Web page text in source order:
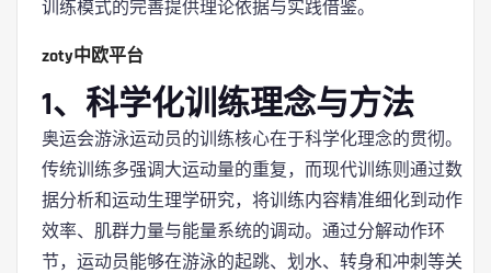
训练模式的完善提供理论依据与实践借鉴。
zoty中欧平台
1、科学化训练理念与方法
奥运会游泳运动员的训练核心在于科学化理念的贯彻。
传统训练多强调大运动量的重复，而现代训练则通过数
据分析和运动生理学研究，将训练内容精准细化到动作
效率、肌群力量与能量系统的调动。通过分解动作环
节，运动员能够在游泳的起跳、划水、转身和冲刺等关